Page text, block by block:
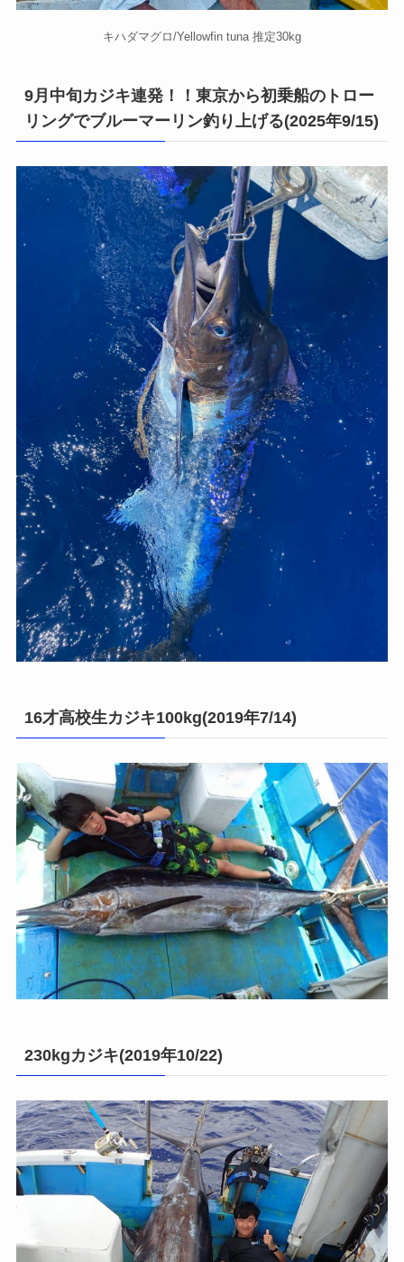
キハダマグロ/Yellowfin tuna 推定30kg
9月中旬カジキ連発！！東京から初乗船のトロー
リングでブルーマーリン釣り上げる(2025年9/15)
16才高校生カジキ100kg(2019年7/14)
230kgカジキ(2019年10/22)